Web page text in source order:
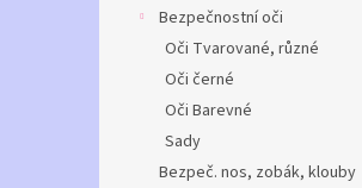
Bezpečnostní oči
Oči Tvarované, různé
Oči černé
Oči Barevné
Sady
Bezpeč. nos, zobák, klouby